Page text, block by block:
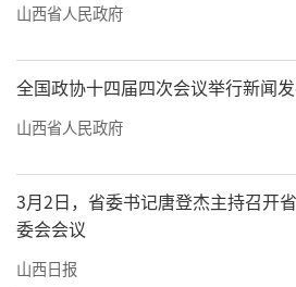
山西省人民政府
全国政协十四届四次会议举行新闻
山西省人民政府
3月2日，省委书记唐登杰主持召开
委会会议
山西日报